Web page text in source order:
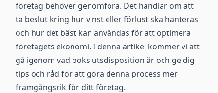
företag behöver genomföra. Det handlar om att
ta beslut kring hur vinst eller förlust ska hanteras
och hur det bäst kan användas för att optimera
företagets ekonomi. I denna artikel kommer vi att
gå igenom vad bokslutsdisposition är och ge dig
tips och råd för att göra denna process mer
framgångsrik för ditt företag.